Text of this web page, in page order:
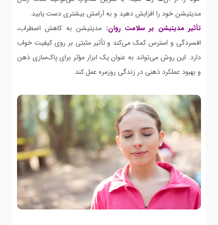
مدیتیشن خود را افزایش دهید و به آرامش بیشتری دست یابید.
تأثیر مدیتیشن بر سلامت روان: مدیتیشن به کاهش اضطراب،
افسردگی و استرس کمک می‌کند و تأثیر مثبتی بر روی کیفیت خواب
دارد. این روش می‌تواند به عنوان یک ابزار مؤثر برای پاک‌سازی ذهن
و بهبود عملکرد ذهنی در زندگی روزمره عمل کند.